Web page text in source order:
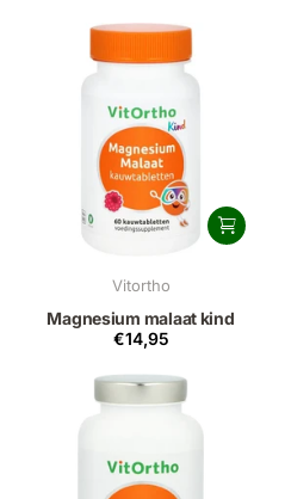
Vitortho
Magnesium malaat kind
€14,95